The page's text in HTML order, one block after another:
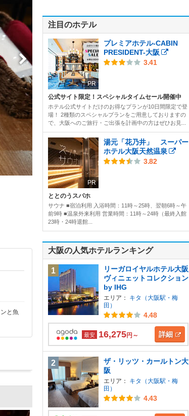
と魚
注目のホテル
PR
プレミアホテル-CABIN
PRESIDENT-大阪
3.41
公式サイト限定！スペシャルタイムセール開催中
ホテル公式サイトだけのお得なプランが10日間限定で登
場！ 2種類のスペシャルプランをご用意しておりますの
で、大阪へのご旅行・ご出張を計画中の方はぜひお見...
PR
湯元「花乃井」 スーパー
ホテル大阪天然温泉
3.82
ととのうスパホ
サウナ ■宿泊利用 入浴時間：11時～25時、翌朝6時～午
前9時 ■温泉外来利用 営業時間：11時～24時（最終入館
23時・24時退館...
大阪の人気ホテルランキング
1
リーガロイヤルホテル大阪
ヴィニェットコレクション
by IHG
エリア： キタ（大阪駅・梅
田）
4.48
最安 16,275円～ 詳細
2
ザ・リッツ・カールトン大
阪
エリア： キタ（大阪駅・梅
田）
4.43